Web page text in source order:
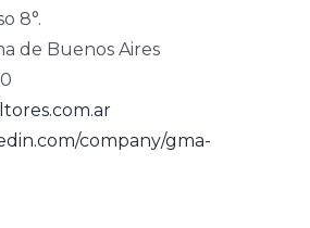
8°.
de Buenos Aires
company/gma-